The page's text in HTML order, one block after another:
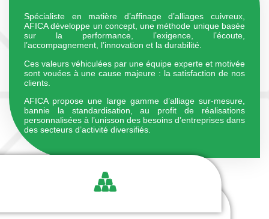
Spécialiste en matière d’affinage d’alliages cuivreux,
AFICA développe un concept, une méthode unique basée
sur la performance, l’exigence, l’écoute,
l’accompagnement, l’innovation et la durabilité.
Ces valeurs véhiculées par une équipe experte et motivée
sont vouées à une cause majeure : la satisfaction de nos
clients.
AFICA propose une large gamme d’alliage sur-mesure,
bannie la standardisation, au profit de réalisations
personnalisées à l’unisson des besoins d’entreprises dans
des secteurs d’activité diversifiés.